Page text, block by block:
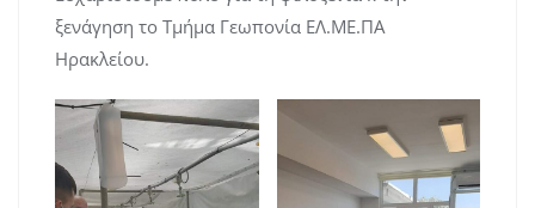
ξενάγηση το Τμήμα Γεωπονία ΕΛ.ΜΕ.ΠΑ
Ηρακλείου.